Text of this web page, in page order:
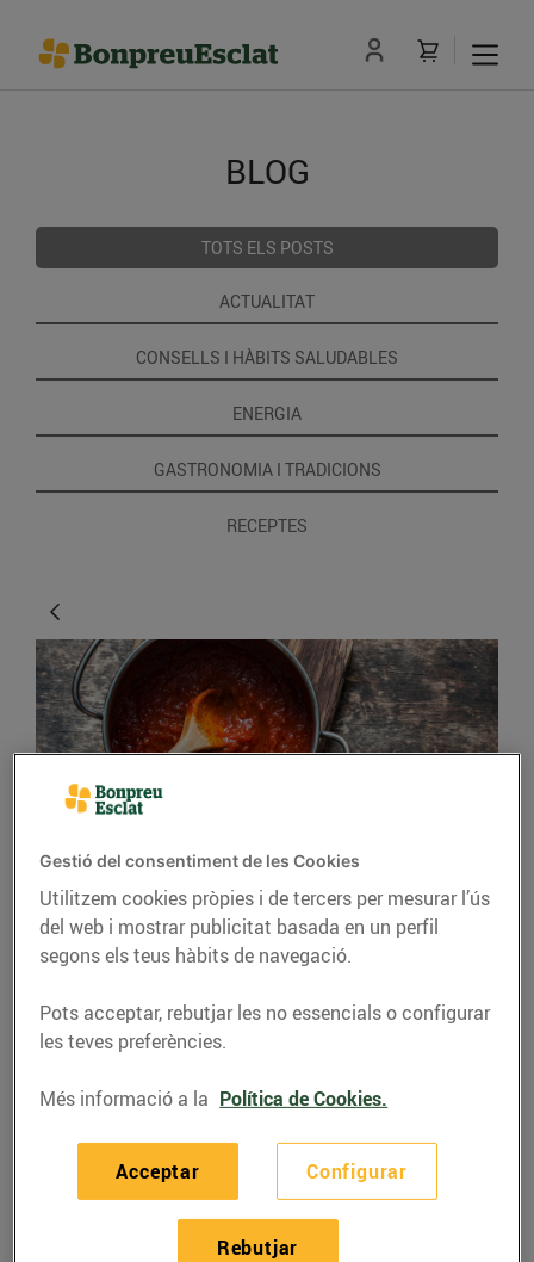
BLOG
TOTS ELS POSTS
ACTUALITAT
CONSELLS I HÀBITS SALUDABLES
ENERGIA
GASTRONOMIA I TRADICIONS
RECEPTES
Trucs per estalviar
temps cuinant
06/de maig/2020
Et fa mandra passar molta estona a la cuina?
perquè adaptis aquesta moda als temps de
confinament.
Encara ens queden unes setmanes de confinament
Gestió del consentiment de les Cookies
Utilitzem cookies pròpies i de tercers per mesurar l’ús
del web i mostrar publicitat basada en un perfil
segons els teus hàbits de navegació.
Pots acceptar, rebutjar les no essencials o configurar
les teves preferències.
Més informació a la Política de Cookies.
Configurar
Rebutjar
Acceptar